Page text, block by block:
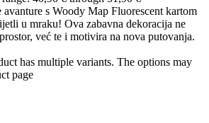
s Woody Map Fluorescent kartom
u mraku! Ova zabavna dekoracija ne
već te i motivira na nova putovanja.
has multiple variants. The options may
page